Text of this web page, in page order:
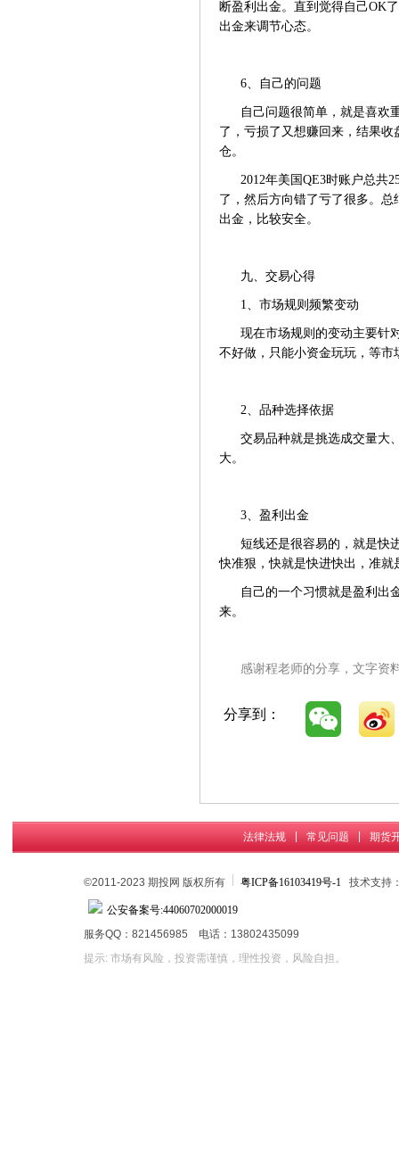
断盈利出金。直到觉得自己OK
出金来调节心态。
6、自己的问题
自己问题很简单，就是喜欢
了，亏损了又想赚回来，结果
仓。
2012年美国QE3时账户总共
了，然后方向错了亏了很多。
出金，比较安全。
九、交易心得
1、市场规则频繁变动
现在市场规则的变动主要针
不好做，只能小资金玩玩，等市
2、品种选择依据
交易品种就是挑选成交量大
大。
3、盈利出金
短线还是很容易的，就是快
快准狠，快就是快进快出，准
自己的一个习惯就是盈利出
来。
感谢程老师的分享，文字资
分享到：
法律法规 常见问题 期货
©2011-2023 期投网 版权所有 粤ICP备16103419号-1 技术支持
公安备案号:44060702000019
服务QQ：821456985 电话：13802435099
提示: 市场有风险，投资需谨慎，理性投资，风险自担。